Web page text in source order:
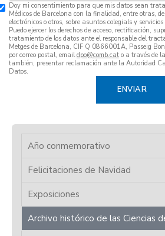
Doy mi consentimiento para que mis datos sean
Médicos de Barcelona con la finalidad, entre otras,
electrónicos o otros, sobre asuntos colegials y
Puedo ejercer los derechos de acceso, rectificación,
tratamiento de los datos ante el responsable del
Metges de Barcelona, CIF Q 0866001A, Passeig
por correo postal, emaildpo
o a través de
también, presentar reclamación ante la Autoridad
Datos.
Año conmemorativo
Felicitaciones de Navidad
Exposiciones
Archivo histórico de las Ciencias